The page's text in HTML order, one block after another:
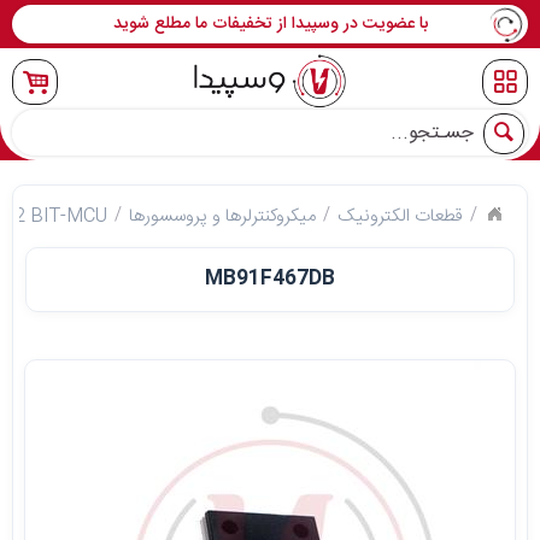
با عضویت در وسپیدا از تخفیفات ما مطلع شوید
قطعات الکترونیک میکروکنترلرها و پروسسورها BIT-MCU
MB91F467DB